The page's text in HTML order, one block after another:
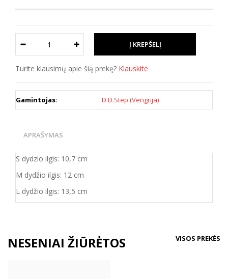
Turite klausimų apie šią prekę? Klauskite
Gamintojas: D.D.Step (Vengrija)
APRAŠYMAS
S dydzio ilgis: 10,7 cm
M dydžio ilgis: 12 cm
L dydžio ilgis: 13,5 cm
NESENIAI ŽIŪRĖTOS VISOS PREKĖS